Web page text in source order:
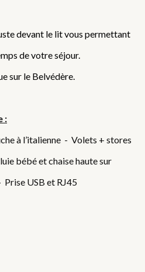
devant le lit vous permettant
de votre séjour.
sur le Belvédère.
:
à l’italienne - Volets + stores
bébé et chaise haute sur
USB et RJ45